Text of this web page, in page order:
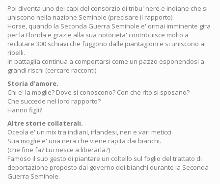
Poi diventa uno dei capi del consorzio di tribu' nere e indiane che si
uniscono nella nazione Seminole (precisare il rapporto).
Horse, quando la Seconda Guerra Seminole e' ormai imminente gira
per la Florida e grazie alla sua notorieta' contribuisce molto a
reclutare 300 schiavi che fuggono dalle piantagioni e si uniscono ai
ribelli.
In battaglia continua a comportarsi come un pazzo esponendosi a
grandi rischi (cercare racconti).
Storia d'amore.
Chi e' la moglie? Dove si conoscono? Con che rito si sposano?
Che succede nel loro rapporto?
Hanno figli?
Altre storie collaterali.
Oceola e' un mix tra indiani, irlandesi, neri e vari meticci.
Sua moglie e' una nera che viene rapita dai bianchi.
(che fine fa? Lui riesce a liberarla?)
Famoso il suo gesto di piantare un coltello sul foglio del trattato di
deportazione proposto dal governo dei bianchi durante la Seconda
Guerra Seminole.